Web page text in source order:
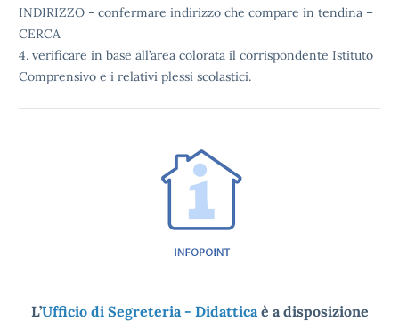
INDIRIZZO - confermare indirizzo che compare in tendina –
CERCA
4. verificare in base all’area colorata il corrispondente Istituto
Comprensivo e i relativi plessi scolastici.
L’Ufficio di Segreteria - Didatticaè a disposizione